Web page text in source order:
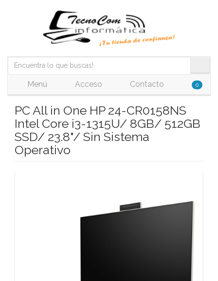
Menú Acceso Contacto 0
PC All in One HP 24-CR0158NS
Intel Core i3-1315U/ 8GB/ 512GB
SSD/ 23.8"/ Sin Sistema
Operativo